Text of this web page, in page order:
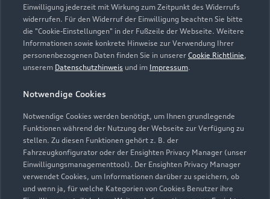
Einwilligung jederzeit mit Wirkung zum Zeitpunkt des Widerrufs
widerrufen. Für den Widerruf der Einwilligung beachten Sie bitte
die "Cookie-Einstellungen" in der Fußzeile der Webseite. Weitere
Informationen sowie konkrete Hinweise zur Verwendung Ihrer
personenbezogenen Daten finden Sie in unserer Cookie Richtlinie,
unserem Datenschutzhinweis und im Impressum.
Notwendige Cookies
Notwendige Cookies werden benötigt, um Ihnen grundlegende
Funktionen während der Nutzung der Webseite zur Verfügung zu
stellen. Zu diesen Funktionen gehört z. B. der
Fahrzeugkonfigurator oder der Ensighten Privacy Manager (unser
Einwilligungsmanagementtool). Der Ensighten Privacy Manager
verwendet Cookies, um Informationen darüber zu speichern, ob
und wenn ja, für welche Kategorien von Cookies Benutzer ihre
Lederpflege-Set
Praktisches Set zur intensiven Reinigung und
Pflege von Leder und Kunstleder.